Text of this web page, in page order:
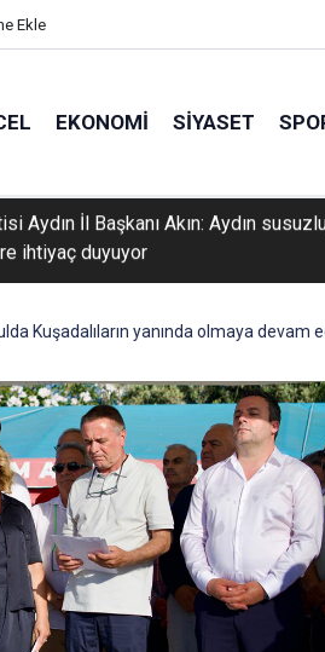
Ekle
EKONOMI SIYASET
mutfakta çıkan yangını itfaiye
Kuşadalıların yanında olmaya devam